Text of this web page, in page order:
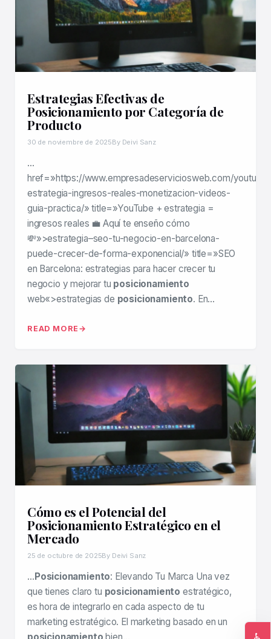
Estrategias Efectivas de
Posicionamiento por Categoría de
Producto
30 de noviembre de 2025By Deivi Sanz
…
href=»https://www.empresadeserviciosweb.com/youtube-
estrategia-ingresos-reales-monetizacion-videos-
guia-practica/» title=»YouTube + estrategia =
ingresos reales 💼 Aquí te enseño cómo
💸»>estrategia–seo-tu-negocio-en-barcelona-
puede-crecer-de-forma-exponencial/» title=»SEO
en Barcelona: estrategias para hacer crecer tu
negocio y mejorar tu posicionamiento
web«>estrategias de posicionamiento. En…
READ MORE
Cómo es el Potencial del
Posicionamiento Estratégico en el
Mercado
25 de octubre de 2025By Deivi Sanz
…Posicionamiento: Elevando Tu Marca Una vez
que tienes claro tu posicionamiento estratégico,
es hora de integrarlo en cada aspecto de tu
marketing estratégico. El marketing basado en un